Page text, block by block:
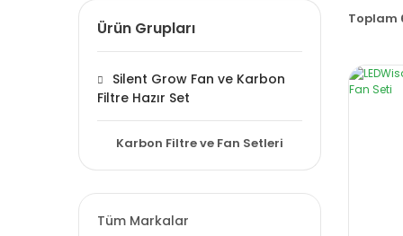
Ürün Grupları
Silent Grow Fan ve Karbon
Filtre Hazır Set
Karbon Filtre ve Fan Setleri
Tüm Markalar
Toplam